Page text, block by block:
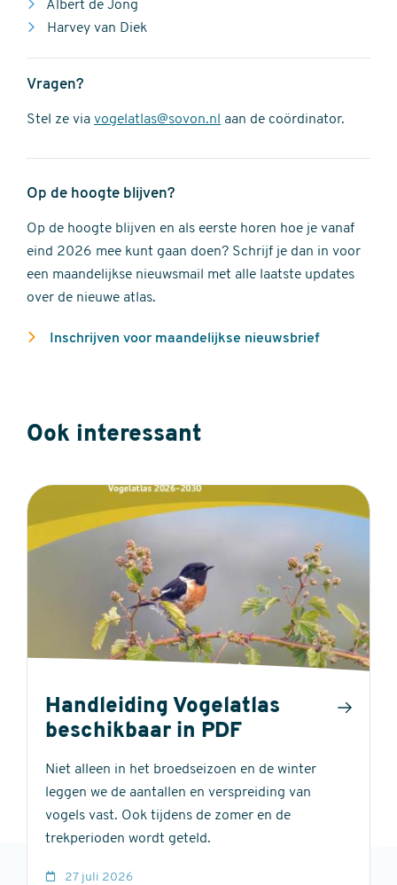
Albert de Jong
Harvey van Diek
Vragen?
Stel ze via vogelatlas@sovon.nl aan de coördinator.
Op de hoogte blijven?
Op de hoogte blijven en als eerste horen hoe je vanaf
eind 2026 mee kunt gaan doen? Schrijf je dan in voor
een maandelijkse nieuwsmail met alle laatste updates
over de nieuwe atlas.
Inschrijven voor maandelijkse nieuwsbrief
Ook interessant
Handleiding Vogelatlas
beschikbaar in PDF
Niet alleen in het broedseizoen en de winter
leggen we de aantallen en verspreiding van
vogels vast. Ook tijdens de zomer en de
trekperioden wordt geteld.
27 juli 2026